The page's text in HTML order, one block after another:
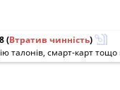
(Втратив чинність)